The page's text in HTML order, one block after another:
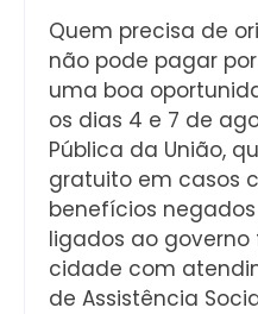
Quem precisa de
não pode pagar
uma boa
os dias 4 e 7 de
Pública da União,
gratuito em casos
benefícios
ligados ao
cidade com
de Assistência